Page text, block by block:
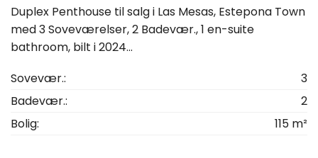
Duplex Penthouse til salg i Las Mesas, Estepona Town
med 3 Soveværelser, 2 Badevær., 1 en-suite
bathroom, bilt i 2024...
Sovevær.:
3
Badevær.:
2
Bolig:
115 m²